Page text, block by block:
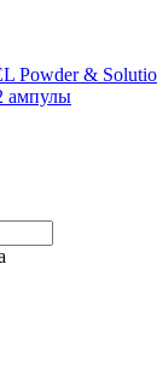
Powder &
ампулы